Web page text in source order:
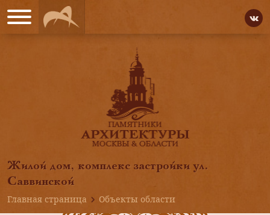
Жилой дом, комплекс застройки ул.
Саввинской
Главная страница
Объекты области